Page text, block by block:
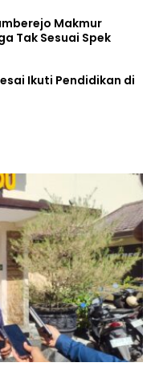
Makmur
Tak Sesuai Spek
Ikuti Pendidikan di